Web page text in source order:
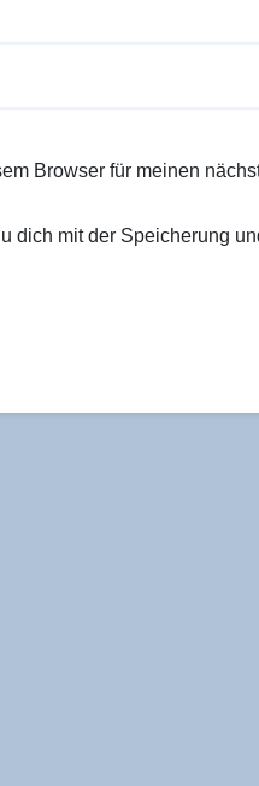
Browser für meinen
dich mit der Speicherung